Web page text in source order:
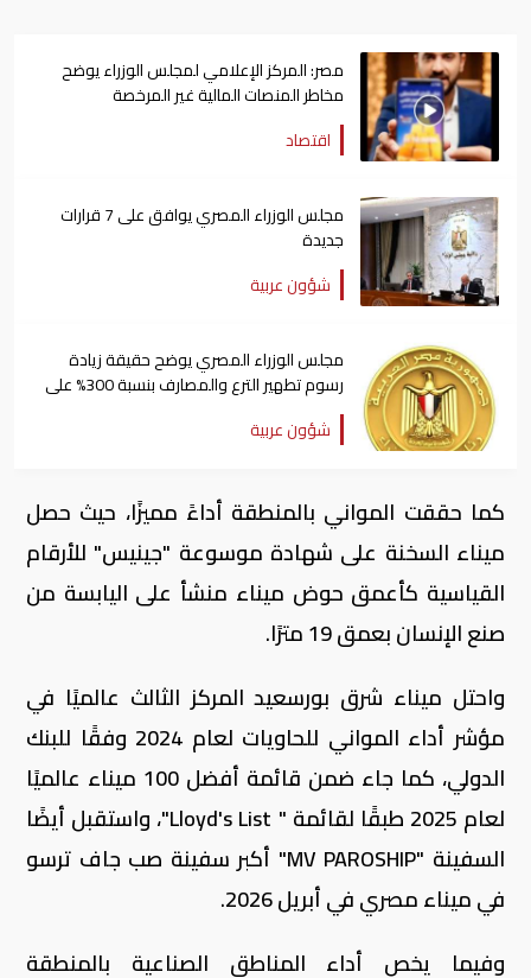
مصر: المركز الإعلامي لمجلس الوزراء يوضح
مخاطر المنصات المالية غير المرخصة
اقتصاد
مجلس الوزراء المصري يوافق على 7 قرارات
جديدة
شؤون عربية
مجلس الوزراء المصري يوضح حقيقة زيادة
رسوم تطهير الترع والمصارف بنسبة 300% على
المزارعين
شؤون عربية
كما حققت المواني بالمنطقة أداءً مميزًا، حيث حصل
ميناء السخنة على شهادة موسوعة "جينيس" للأرقام
القياسية كأعمق حوض ميناء منشأ على اليابسة من
صنع الإنسان بعمق 19 مترًا.
واحتل ميناء شرق بورسعيد المركز الثالث عالميًا في
مؤشر أداء المواني للحاويات لعام 2024 وفقًا للبنك
الدولي، كما جاء ضمن قائمة أفضل 100 ميناء عالميًا
لعام 2025 طبقًا لقائمة " Lloyd's List"، واستقبل أيضًا
السفينة "MV PAROSHIP" أكبر سفينة صب جاف ترسو
في ميناء مصري في أبريل 2026.
وفيما يخص أداء المناطق الصناعية بالمنطقة